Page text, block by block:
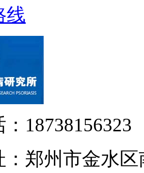
线
18738156323
：郑州市金水